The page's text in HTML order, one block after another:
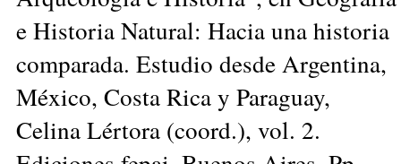
e Historia Natural: Hacia una historia
comparada. Estudio desde Argentina,
México, Costa Rica y Paraguay,
Celina Lértora (coord.), vol. 2.